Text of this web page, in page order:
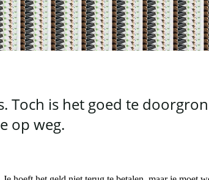
Toch is het goed te
op weg.